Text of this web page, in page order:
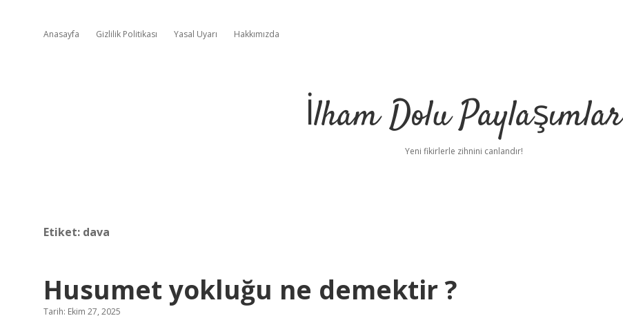
Anasayfa Gizlilik Politikası Yasal Uyarı Hakkımızda
İlham Dolu Paylaşımlar
Yeni fikirlerle zihnini canlandır!
Etiket: dava
Husumet yokluğu ne demektir ?
Tarih: Ekim 27, 2025